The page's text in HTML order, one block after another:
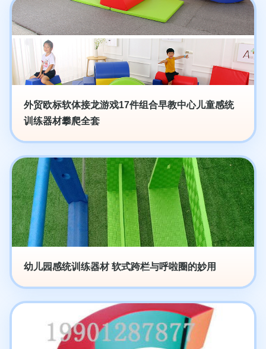
外贸欧标软体接龙游戏17件组合早教中心儿童感统
训练器材攀爬全套
幼儿园感统训练器材 软式跨栏与呼啦圈的妙用